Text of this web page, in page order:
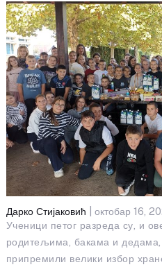
Дарко Стијаковић | октобар 16,
Ученици петог разреда су, и
родитељима, бакама и дедама,
припремили велики избор